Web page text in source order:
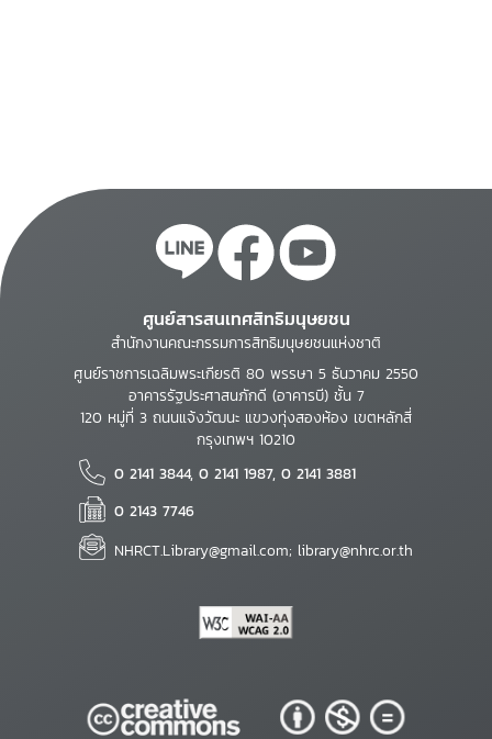
ศูนย์สารสนเทศสิทธิมนุษยชน
สำนักงานคณะกรรมการสิทธิมนุษยชนแห่งชาติ
ศูนย์ราชการเฉลิมพระเกียรติ 80 พรรษา 5 ธันวาคม 2550
อาคารรัฐประศาสนภักดี (อาคารบี) ชั้น 7
120 หมู่ที่ 3 ถนนแจ้งวัฒนะ แขวงทุ่งสองห้อง เขตหลักสี่
กรุงเทพฯ 10210
0 2141 3844, 0 2141 1987, 0 2141 3881
0 2143 7746
NHRCT.Library@gmail.com; library@nhrc.or.th